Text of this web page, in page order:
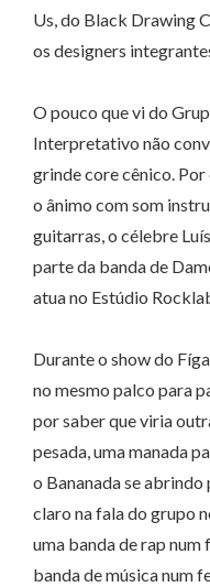
Us, do Black Drawing
os designers
O pouco que vi do
Interpretativo não
grinde core cênico.
o ânimo com som
guitarras, o célebre
parte da banda de
atua no Estúdio
Durante o show do
no mesmo palco para
por saber que viria
pesada, uma manada
o Bananada se
claro na fala do grupo
uma banda de rap num
banda de música num